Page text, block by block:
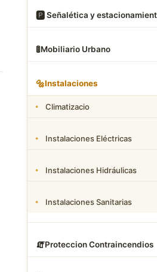
🅿 Señalética y
🚦Mobiliario Urbano
🔩Instalaciones
Climatizacio
Instalaciones Eléctricas
Instalaciones Hidráulicas
Instalaciones Sanitarias
🧯Proteccion Contraincendios